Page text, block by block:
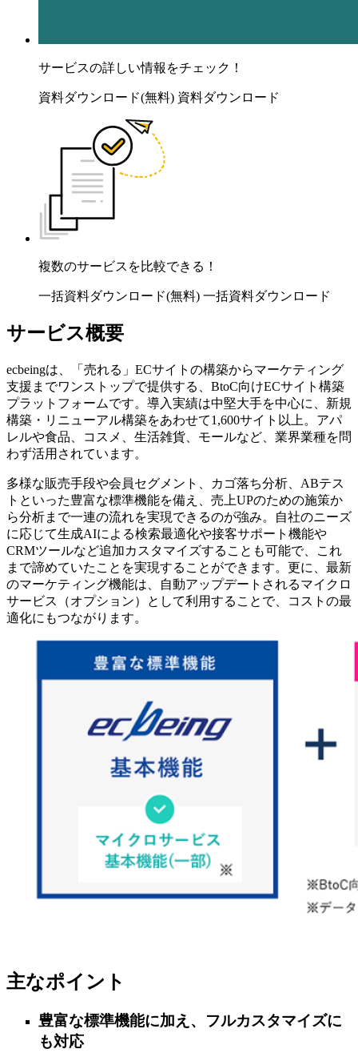
サービスの詳しい情報をチェック！
資料ダウンロード(無料) 資料ダウンロード
複数のサービスを比較できる！
一括資料ダウンロード(無料) 一括資料ダウンロード
サービス概要
ecbeingは、「売れる」ECサイトの構築からマーケティング
支援までワンストップで提供する、BtoC向けECサイト構築
プラットフォームです。導入実績は中堅大手を中心に、新規
構築・リニューアル構築をあわせて1,600サイト以上。アパ
レルや食品、コスメ、生活雑貨、モールなど、業界業種を問
わず活用されています。
多様な販売手段や会員セグメント、カゴ落ち分析、ABテス
トといった豊富な標準機能を備え、売上UPのための施策か
ら分析まで一連の流れを実現できるのが強み。自社のニーズ
に応じて生成AIによる検索最適化や接客サポート機能や
CRMツールなど追加カスタマイズすることも可能で、これ
まで諦めていたことを実現することができます。更に、最新
のマーケティング機能は、自動アップデートされるマイクロ
サービス（オプション）として利用することで、コストの最
適化にもつながります。
主なポイント
豊富な標準機能に加え、フルカスタマイズに
も対応